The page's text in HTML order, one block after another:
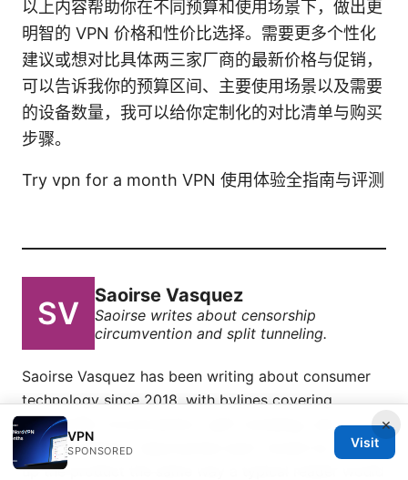
以上内容帮助你在不同预算和使用场景下，做出更
明智的 VPN 价格和性价比选择。需要更多个性化
建议或想对比具体两三家厂商的最新价格与促销，
可以告诉我你的预算区间、主要使用场景以及需要
的设备数量，我可以给你定制化的对比清单与购买
步骤。
Try vpn for a month VPN 使用体验全指南与评测
Saoirse Vasquez
Saoirse writes about censorship
circumvention and split tunneling.
Saoirse Vasquez has been writing about consumer
technology since 2018, with bylines covering
censorship circumvention, split tunneling, and
tracker analysis. Approaches each review by setting
up the product the same way a typical reader would
×
VPN
SPONSORED
Visit